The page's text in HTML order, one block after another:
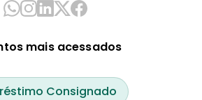
mais acessados
Consignado